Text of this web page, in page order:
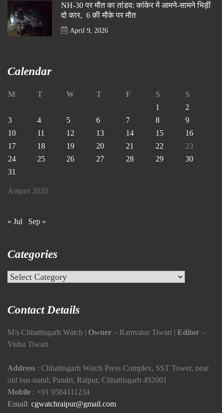
NH-30 पर मौत का तांडव: कांकेर में आमने-सामने भिड़ीं
दो कार, 6 की मौके पर मौत
April 9, 2026
Calendar
August 2020
M T W T F S
S
1
2
3
4 5 6 7 8
9
10
11 12 13 14 15
16
17
18 19 20 21 22
23
24
25 26 27 28 29
30
31
« Jul Sep »
Categories
Categories
Contact Details
M/s Chhattisgarh Watch | Owner – Ramvatar Tiwari | Editor –
Vishu Tiwari
Address : Chhattisgarh Watch Press Complex, SST Tower, near
old bus stand, Pandri, Raipur, Chhattisgarh 492001
Mobile : +91 9584111234
Email: cgwatchraipur@gmail.com